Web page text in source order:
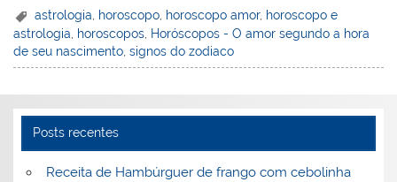
er
e
st
k
e
dI
c
e
b
o
k
itt
er
ai
l
h
o
o
l
t
ar
e
astrologia horoscopo horoscopo amor, horoscopo e
astrologia, horoscopos, Horóscopos - O amor segundo a hora
de seu nascimento,signos do zodiaco
Posts recentes
Receita de Hambúrguer de frango com cebolinha